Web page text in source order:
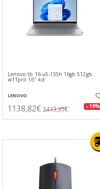
Lenovo tb 16 u5-135h 16gb 512gb
w11pro 16" kd
LENOVO
1138,82€ 1413,35€ - 19%